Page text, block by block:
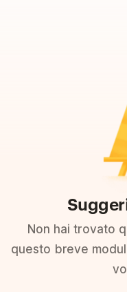
Non hai trovato
questo breve